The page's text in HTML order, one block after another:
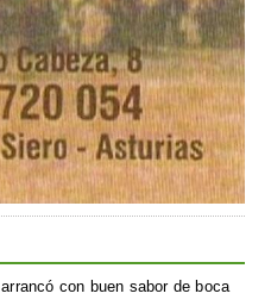
con buen sabor de boca